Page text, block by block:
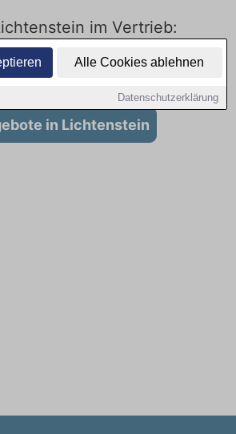
Alle Cookies ablehnen
Datenschutzerklärung
im Vertrieb:
Stellenangebote für
in Lichtenstein